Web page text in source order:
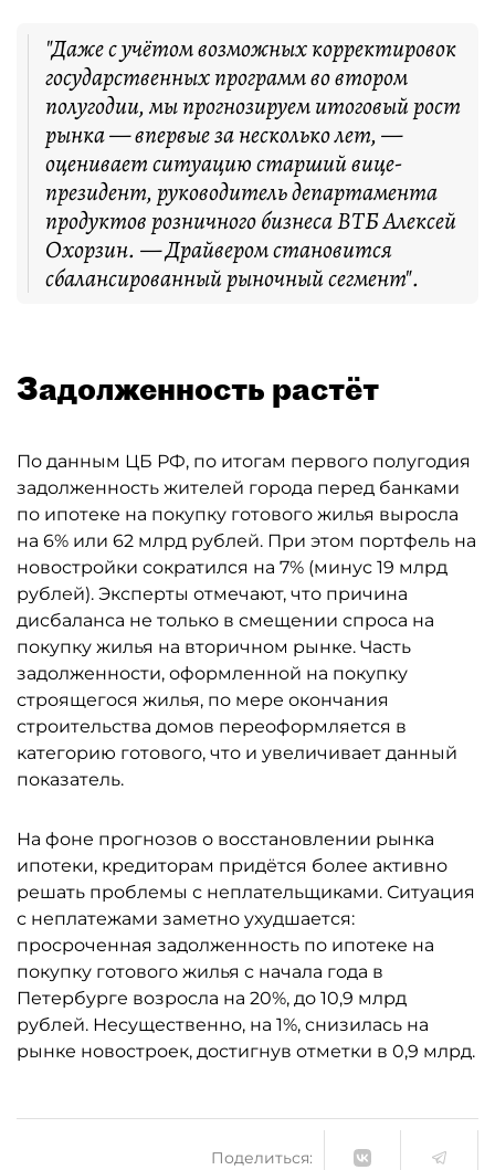
"Даже с учётом возможных корректировок
государственных программ во втором
полугодии, мы прогнозируем итоговый рост
рынка — впервые за несколько лет, —
оценивает ситуацию старший вице-
президент, руководитель департамента
продуктов розничного бизнеса ВТБ Алексей
Охорзин. — Драйвером становится
сбалансированный рыночный сегмент".
Задолженность растёт
По данным ЦБ РФ, по итогам первого полугодия
задолженность жителей города перед банками
по ипотеке на покупку готового жилья выросла
на 6% или 62 млрд рублей. При этом портфель на
новостройки сократился на 7% (минус 19 млрд
рублей). Эксперты отмечают, что причина
дисбаланса не только в смещении спроса на
покупку жилья на вторичном рынке. Часть
задолженности, оформленной на покупку
строящегося жилья, по мере окончания
строительства домов переоформляется в
категорию готового, что и увеличивает данный
показатель.
На фоне прогнозов о восстановлении рынка
ипотеки, кредиторам придётся более активно
решать проблемы с неплательщиками. Ситуация
с неплатежами заметно ухудшается:
просроченная задолженность по ипотеке на
покупку готового жилья с начала года в
Петербурге возросла на 20%, до 10,9 млрд
рублей. Несущественно, на 1%, снизилась на
рынке новостроек, достигнув отметки в 0,9 млрд.
Поделиться: